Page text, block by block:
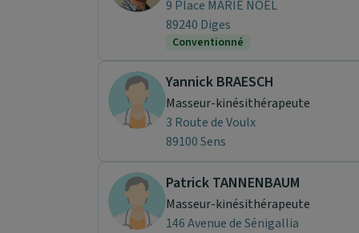
9 Place MARIE NOEL
89240 Diges
Conventionné
Yannick BRAESCH
Masseur-kinésithérapeute
3 Route de Voulx
89100 Sens
Patrick TANNENBAUM
Masseur-kinésithérapeute
146 Avenue de Sénigallia